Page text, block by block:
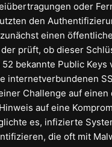
oder
den
einen
prüft, ob dieser
bekannte Public Keys
internetverbundenen
Challenge auf
auf eine
es, infizierte
die oft mit